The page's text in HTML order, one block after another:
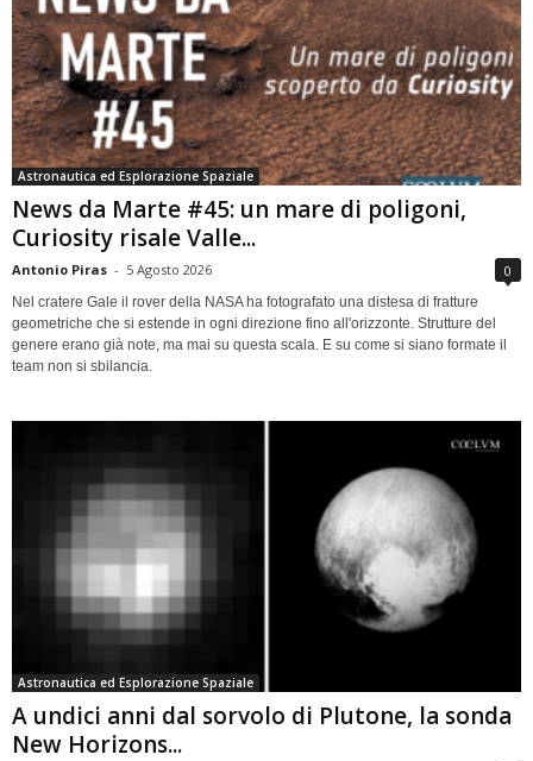
Astronautica ed Esplorazione Spaziale
News da Marte #45: un mare di poligoni,
Curiosity risale Valle...
Antonio Piras - 5 Agosto 2026 0
Nel cratere Gale il rover della NASA ha fotografato una distesa di fratture
geometriche che si estende in ogni direzione fino all'orizzonte. Strutture del
genere erano già note, ma mai su questa scala. E su come si siano formate il
team non si sbilancia.
Astronautica ed Esplorazione Spaziale
A undici anni dal sorvolo di Plutone, la sonda
New Horizons...